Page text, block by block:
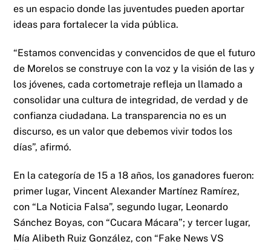
es un espacio donde las juventudes pueden aportar
ideas para fortalecer la vida pública.
“Estamos convencidas y convencidos de que el futuro
de Morelos se construye con la voz y la visión de las y
los jóvenes, cada cortometraje refleja un llamado a
consolidar una cultura de integridad, de verdad y de
confianza ciudadana. La transparencia no es un
discurso, es un valor que debemos vivir todos los
días”, afirmó.
En la categoría de 15 a 18 años, los ganadores fueron:
primer lugar, Vincent Alexander Martínez Ramírez,
con “La Noticia Falsa”, segundo lugar, Leonardo
Sánchez Boyas, con “Cucara Mácara”; y tercer lugar,
Mía Alibeth Ruiz González, con “Fake News VS